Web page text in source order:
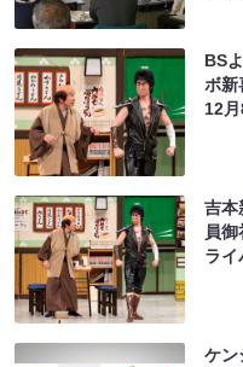
BS
ボ新
12
吉本
員
ラ
ケン